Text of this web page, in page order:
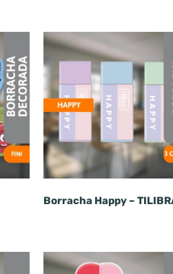
Borracha Happy –